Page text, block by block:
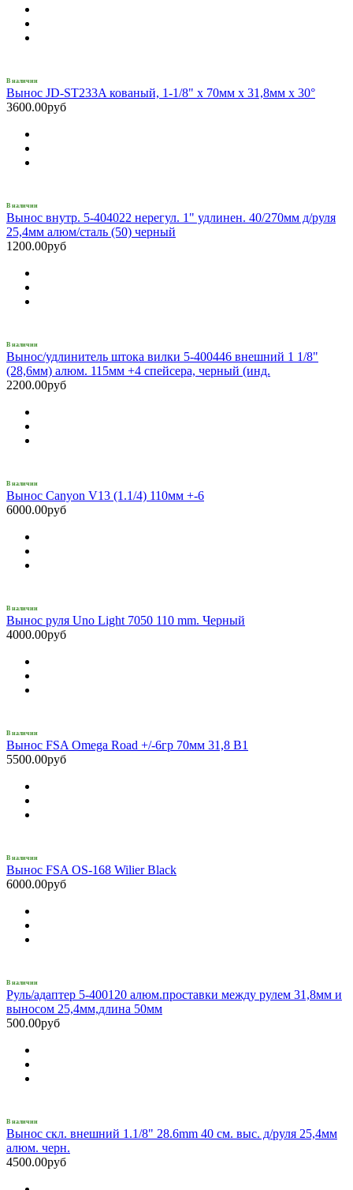
В наличии
Вынос JD-ST233A кованый, 1-1/8" х 70мм х 31,8мм х 30°
3600.00руб
В наличии
Вынос внутр. 5-404022 нерегул. 1" удлинен. 40/270мм д/руля
25,4мм алюм/сталь (50) черный
1200.00руб
В наличии
Вынос/удлинитель штока вилки 5-400446 внешний 1 1/8"
(28,6мм) алюм. 115мм +4 спейсера, черный (инд.
2200.00руб
В наличии
Вынос Canyon V13 (1.1/4) 110мм +-6
6000.00руб
В наличии
Вынос руля Uno Light 7050 110 mm. Черный
4000.00руб
В наличии
Вынос FSA Omega Road +/-6гр 70мм 31,8 B1
5500.00руб
В наличии
Вынос FSA OS-168 Wilier Black
6000.00руб
В наличии
Руль/адаптер 5-400120 алюм.проставки между рулем 31,8мм и
выносом 25,4мм,длина 50мм
500.00руб
В наличии
Вынос скл. внешний 1.1/8" 28.6mm 40 см. выс. д/руля 25,4мм
алюм. черн.
4500.00руб